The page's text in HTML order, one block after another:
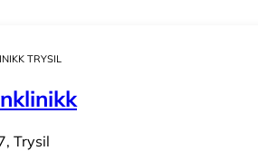
TRYSIL
Trysil